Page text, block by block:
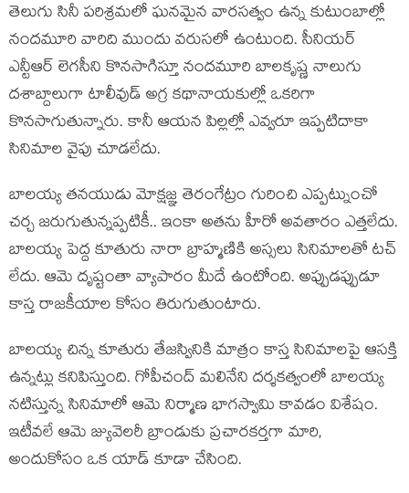
తెలుగు సినీ ప‌రిశ్ర‌మ‌లో ఘ‌న‌మైన వార‌స‌త్వం ఉన్న కుటుంబాల్లో
నంద‌మూరి వారిది ముందు వ‌రుస‌లో ఉంటుంది. సీనియ‌ర్
ఎన్టీఆర్ లెగ‌సీని కొన‌సాగిస్తూ నంద‌మూరి బాల‌కృష్ణ నాలుగు
ద‌శాబ్దాలుగా టాలీవుడ్ అగ్ర క‌థానాయ‌కుల్లో ఒక‌రిగా
కొన‌సాగుతున్నారు. కానీ ఆయ‌న పిల్ల‌ల్లో ఎవ్వ‌రూ ఇప్ప‌టిదాకా
సినిమాల వైపు చూడ‌లేదు.
బాల‌య్య త‌న‌యుడు మోక్ష‌జ్ఞ తెరంగేట్రం గురించి ఎప్ప‌ట్నుంచో
చ‌ర్చ జ‌రుగుతున్న‌ప్ప‌టికీ.. ఇంకా అత‌ను హీరో అవ‌తారం ఎత్త‌లేదు.
బాల‌య్య పెద్ద కూతురు నారా బ్రాహ్మ‌ణికి అస్స‌లు సినిమాల‌తో ట‌చ్
లేదు. ఆమె దృష్టంతా వ్యాపారం మీదే ఉంటోంది. అప్పుడ‌ప్పుడూ
కాస్త రాజ‌కీయాల కోసం తిరుగుతుంటారు.
బాల‌య్య చిన్న కూతురు తేజ‌స్వినికి మాత్రం కాస్త సినిమాలపై ఆస‌క్తి
ఉన్న‌ట్లు క‌నిపిస్తుంది. గోపీచంద్ మ‌లినేని ద‌ర్శ‌క‌త్వంలో బాల‌య్య
న‌టిస్తున్న సినిమాలో ఆమె నిర్మాణ భాగ‌స్వామి కావడం విశేషం.
ఇటీవ‌లే ఆమె జ్యువెల‌రీ బ్రాండుకు ప్ర‌చార‌క‌ర్త‌గా మారి,
అందుకోసం ఒక యాడ్ కూడా చేసింది.